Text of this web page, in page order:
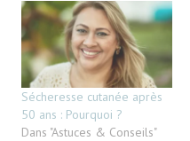
Sécheresse cutanée après
50 ans : Pourquoi ?
Dans "Astuces & Conseils"